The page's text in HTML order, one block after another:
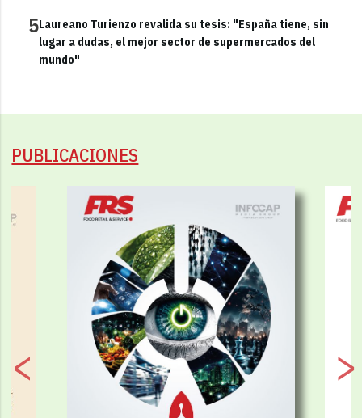
5Laureano Turienzo revalida su tesis: "España tiene, sin
lugar a dudas, el mejor sector de supermercados del
mundo"
PUBLICACIONES